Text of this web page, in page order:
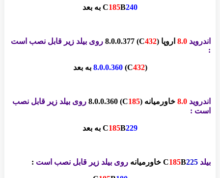
C185B240 به بعد
اندروید 8.0 اروپا (C
432
)
8.0.0.377 روی بیلد زیر قابل نصب است
:
(C
432
)
8.0.0.360 به بعد
اندروید 8.0 خاورمیانه (C
185
)
8.0.0.360 روی بیلد زیر قابل نصب
است :
C185B229 به بعد
بیلد C185B225 خاورمیانه روی بیلد زیر قابل نصب است :